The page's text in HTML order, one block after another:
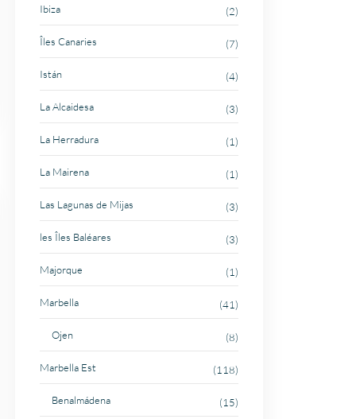
Ibiza (2)
Îles Canaries (7)
Istán (4)
La Alcaidesa (3)
La Herradura (1)
La Mairena (1)
Las Lagunas de Mijas (3)
les Îles Baléares (3)
Majorque (1)
Marbella (41)
Ojen (8)
Marbella Est (118)
Benalmádena (15)